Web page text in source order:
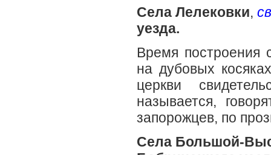
Села Лелековки,
уезда.
Время построения
на дубовых
церкви
называется,
запорожцев, по
Села Большой-